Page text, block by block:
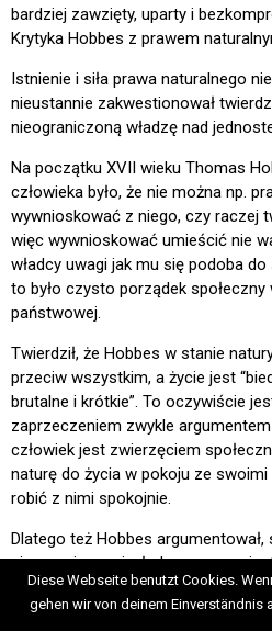
bardziej zawzięty, uparty i
Krytyka Hobbes z prawem
Istnienie i siła prawa naturalnego
nieustannie zakwestionował
nieograniczoną władzę nad
Na początku XVII wieku Thomas
człowieka było, że nie można np.
wywnioskować z niego, czy raczej
więc wywnioskować umieścić nie
władcy uwagi jak mu się podoba
to było czysto porządek społeczny
państwowej.
Twierdził, że Hobbes w stanie
przeciw wszystkim, a życie jest
brutalne i krótkie”. To oczywiście
zaprzeczeniem zwykle
człowiek jest zwierzęciem
naturę do życia w pokoju ze swoimi
robić z nimi spokojnie.
Dlatego też Hobbes
nieograniczonej władzy, a prawo
swoje U. powiedział jest prawdą, a
“Niesprawiedliwego prawa” jest
Diese Webseite benutzt Cookies.
gehen wir von deinem Einverständnis